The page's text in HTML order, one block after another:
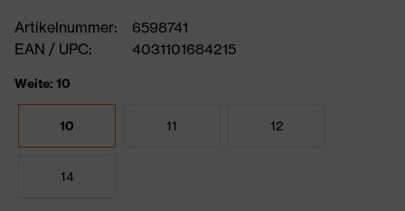
Artikelnummer:
6598741
EAN / UPC:
4031101684215
Weite: 10
10 11 12
14